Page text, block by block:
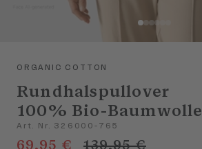
ORGANIC COTTON
Rundhalspullover
100% Bio-Baumwolle
Art. Nr. 326000-765
69,95 € 139,95 €